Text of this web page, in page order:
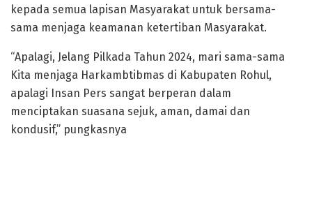
kepada semua lapisan Masyarakat untuk bersama-
sama menjaga keamanan ketertiban Masyarakat.
“Apalagi, Jelang Pilkada Tahun 2024, mari sama-sama
Kita menjaga Harkambtibmas di Kabupaten Rohul,
apalagi Insan Pers sangat berperan dalam
menciptakan suasana sejuk, aman, damai dan
kondusif,” pungkasnya